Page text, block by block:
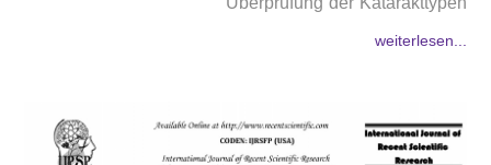
weiterlesen...